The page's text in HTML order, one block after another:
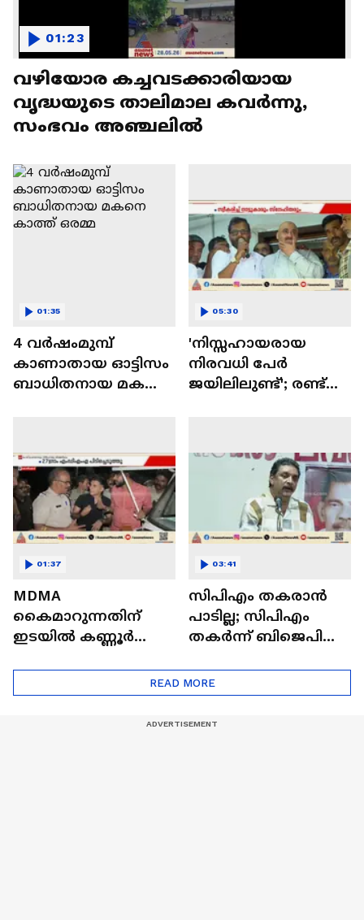
വഴിയോര കച്ചവടക്കാരിയായ
വൃദ്ധയുടെ താലിമാല കവര്‍ന്നു,
സംഭവം അഞ്ചലിൽ
01:23
4 വർഷംമുമ്പ്
കാണാതായ ഓട്ടിസം
ബാധിതനായ മകനെ
01:35
'നിസ്സഹായരായ
നിരവധി പേർ
ജയിലിലുണ്ട്'; രണ്ട്
05:30
MDMA
കെെമാറുന്നതിന്
ഇടയിൽ കണ്ണൂർ
അറസ്റ്റിൽ
01:37
സിപിഎം തകരാന്‍
പാടില്ല; സിപിഎം
തകര്‍ന്ന് ബിജെപി
കേരളത്തിന്
നല്ലതല്ലെന്ന് ഷിബു
03:41
READ MORE